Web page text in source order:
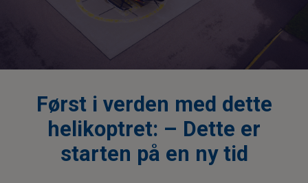
Først i verden med dette
helikoptret: – Dette er
starten på en ny tid